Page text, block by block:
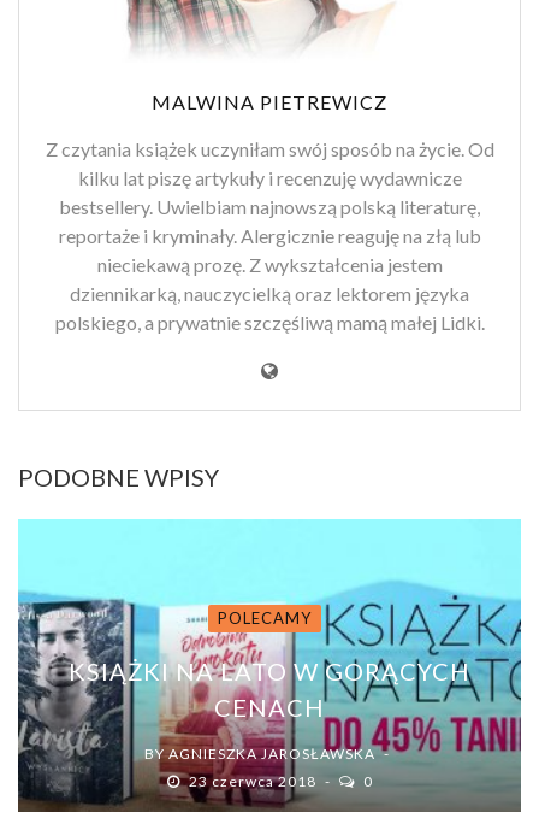
MALWINA PIETREWICZ
Z czytania książek uczyniłam swój sposób na życie. Od
kilku lat piszę artykuły i recenzuję wydawnicze
bestsellery. Uwielbiam najnowszą polską literaturę,
reportaże i kryminały. Alergicznie reaguję na złą lub
nieciekawą prozę. Z wykształcenia jestem
dziennikarką, nauczycielką oraz lektorem języka
polskiego, a prywatnie szczęśliwą mamą małej Lidki.
PODOBNE WPISY
POLECAMY
KSIĄŻKI NA LATO W GORĄCYCH
CENACH
BY AGNIESZKA JAROSŁAWSKA
23 czerwca 2018
0